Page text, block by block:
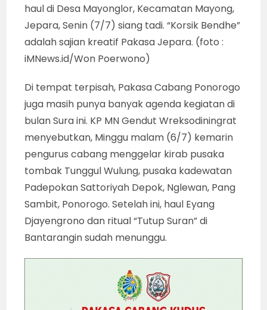
haul di Desa Mayonglor, Kecamatan Mayong,
Jepara, Senin (7/7) siang tadi. “Korsik Bendhe”
adalah sajian kreatif Pakasa Jepara. (foto :
iMNews.id/Won Poerwono)
Di tempat terpisah, Pakasa Cabang Ponorogo
juga masih punya banyak agenda kegiatan di
bulan Sura ini. KP MN Gendut Wreksodiningrat
menyebutkan, Minggu malam (6/7) kemarin
pengurus cabang menggelar kirab pusaka
tombak Tunggul Wulung, pusaka kadewatan
Padepokan Sattoriyah Depok, Nglewan, Pang
Sambit, Ponorogo. Setelah ini, haul Eyang
Djayengrono dan ritual “Tutup Suran” di
Bantarangin sudah menunggu.